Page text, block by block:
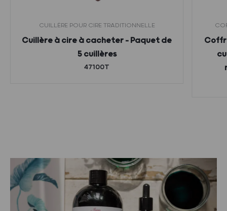
CUILLÈRE POUR CIRE TRADITIONNELLE
Cuillère à cire à cacheter – Paquet de
5 cuillères
47100T